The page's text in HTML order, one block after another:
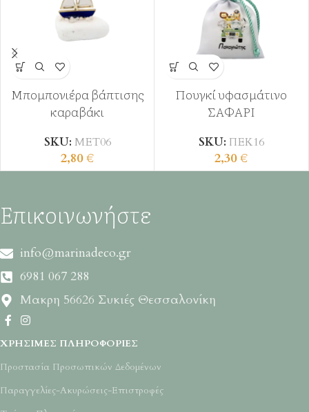
Μπομπονιέρα βάπτισης
καραβάκι
SKU: ΜΕΤ06
2,80€
Πουγκί υφασμάτινο
ΣΑΦΑΡΙ
SKU: ΠΕΚ16
2,30€
Επικοινωνήστε
info@marinadeco.gr
6981 067 288
Μακρη 56626 Συκιές Θεσσαλονίκη
ΧΡΉΣΙΜΕΣ ΠΛΗΡΟΦΟΡΊΕΣ
Προστασία Προσωπικών Δεδομένων
Παραγγελίες-Ακυρώσεις-Επιστροφές